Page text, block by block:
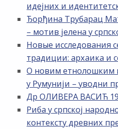
идејних и
Ђорђина Трубарац
– мотив јелена у
Новые исследования
традиции: архаика и
О новим етнолошким
у Румунији – уводни
Др ОЛИВЕРА ВАСИЋ
Риба у српској
контексту древних